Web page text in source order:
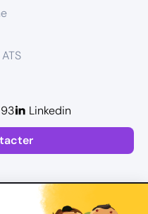
Linkedin